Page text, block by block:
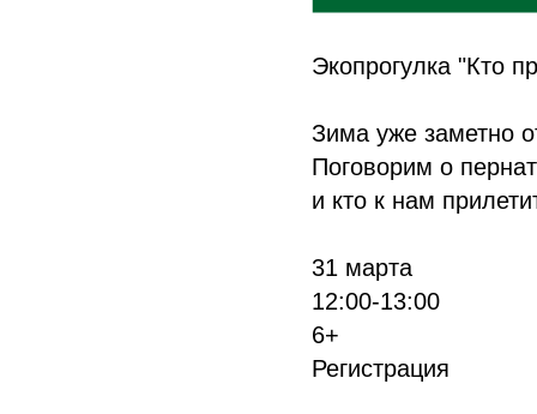
Экопрогулка "Кто
Зима уже заметно
Поговорим о
и кто к нам
31 марта
12:00-13:00
6+
Регистрация